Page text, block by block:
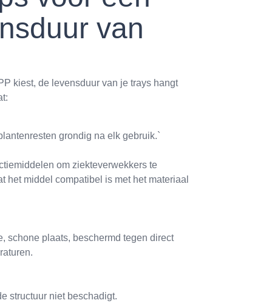
van
kiest, de levensduur van je trays hangt
grondig na elk gebruik.`
om ziekteverwekkers te
het middel compatibel is met het materiaal
schone plaats, beschermd tegen direct
structuur niet beschadigt.